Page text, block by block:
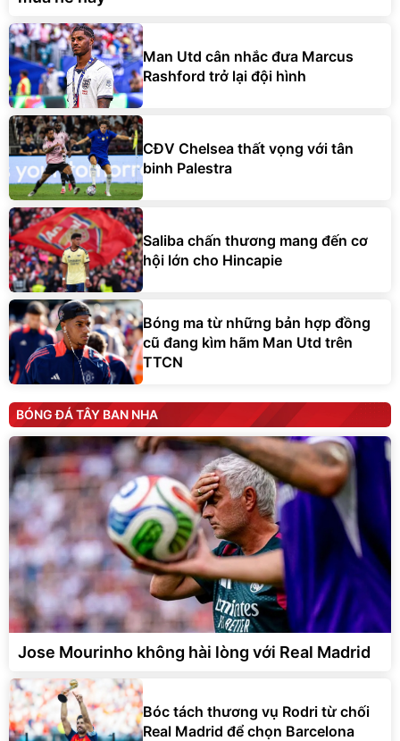
Man Utd cân nhắc đưa Marcus
Rashford trở lại đội hình
CĐV Chelsea thất vọng với tân
binh Palestra
Saliba chấn thương mang đến cơ
hội lớn cho Hincapie
Bóng ma từ những bản hợp đồng
cũ đang kìm hãm Man Utd trên
TTCN
BÓNG ĐÁ TÂY BAN NHA
Jose Mourinho không hài lòng với Real Madrid
Bóc tách thương vụ Rodri từ chối
Real Madrid để chọn Barcelona